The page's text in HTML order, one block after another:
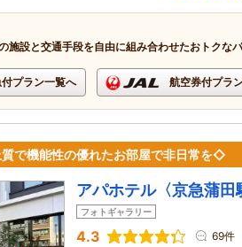
施設と交通手段を自由に組み合わせたおトクな
プラン一覧へ 航空券付プラ
で機能性の優れたお部屋で非日常を◇
アパホテル〈京急蒲田
フォトギャラリー
4.3 69件